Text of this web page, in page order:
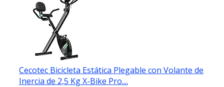
Cecotec Bicicleta Estática Plegable con Volante de
Inercia de 2,5 Kg X-Bike Pro....